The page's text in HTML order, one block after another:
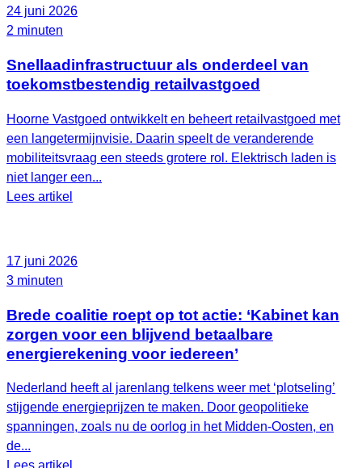
24 juni 2026
2 minuten
Snellaadinfrastructuur als onderdeel van
toekomstbestendig retailvastgoed
Hoorne Vastgoed ontwikkelt en beheert retailvastgoed met
een langetermijnvisie. Daarin speelt de veranderende
mobiliteitsvraag een steeds grotere rol. Elektrisch laden is
niet langer een...
Lees artikel
17 juni 2026
3 minuten
Brede coalitie roept op tot actie: ‘Kabinet kan
zorgen voor een blijvend betaalbare
energierekening voor iedereen’
Nederland heeft al jarenlang telkens weer met ‘plotseling’
stijgende energieprijzen te maken. Door geopolitieke
spanningen, zoals nu de oorlog in het Midden-Oosten, en
de...